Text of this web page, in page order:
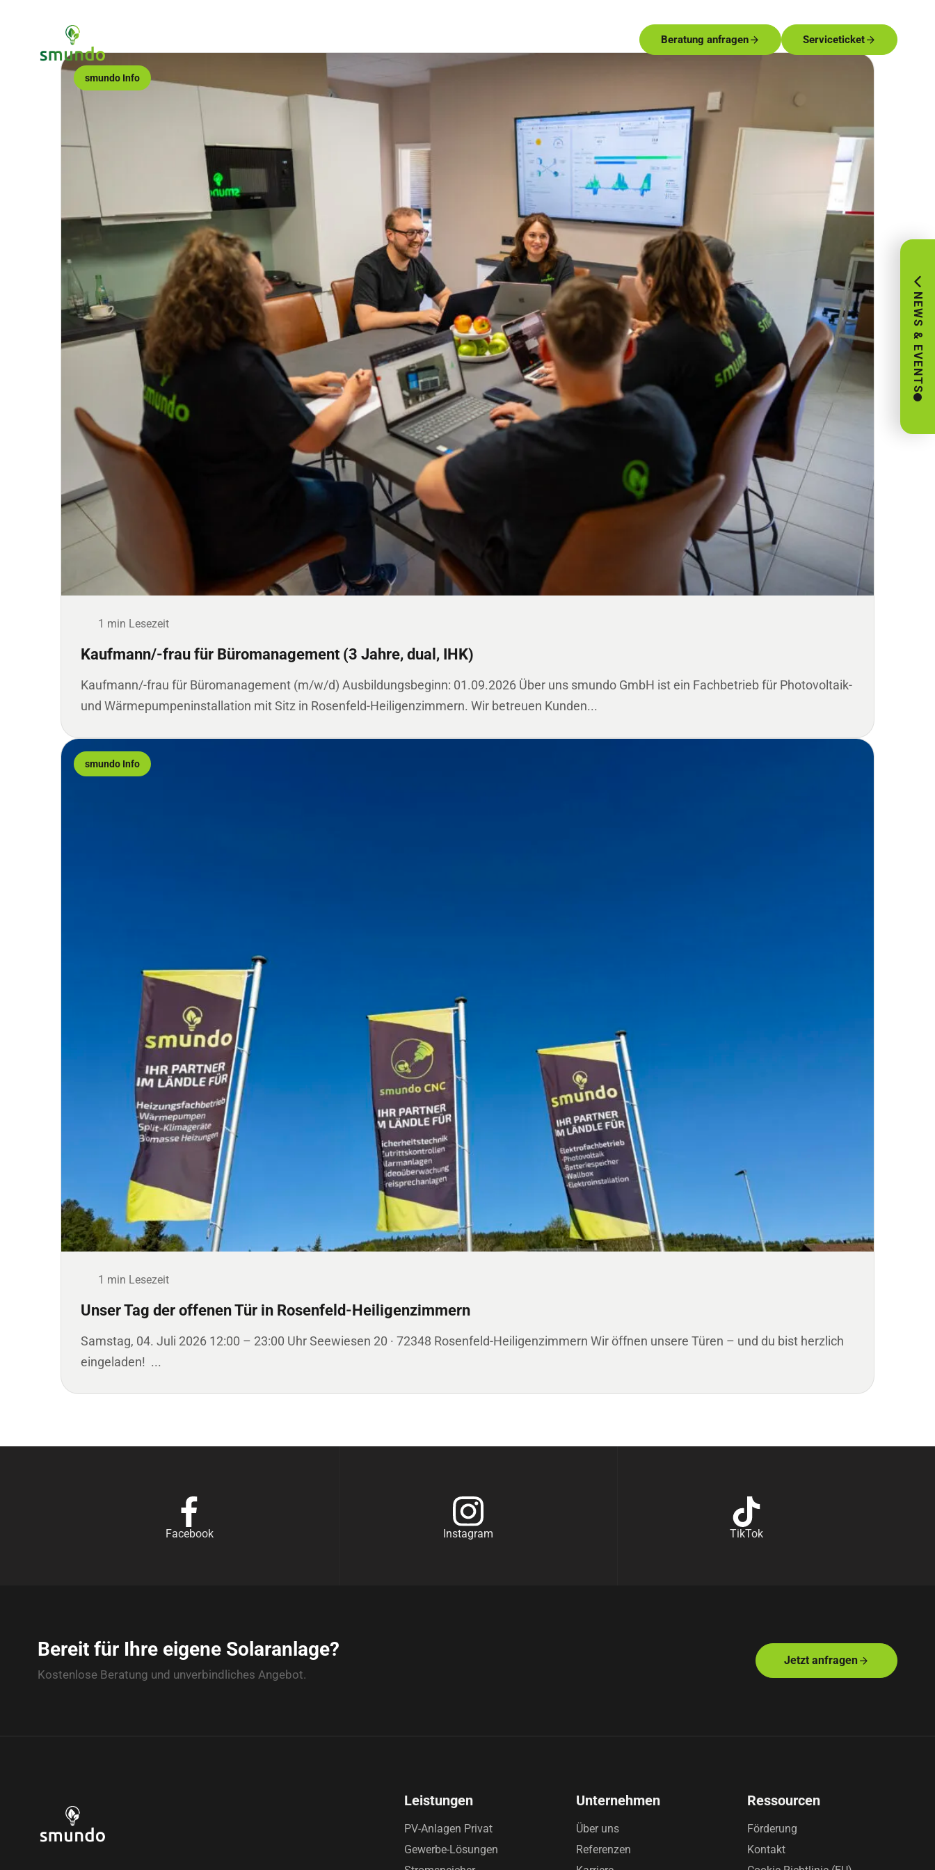
Beratung anfragen Serviceticket
NEWS & EVENTS
smundo Info
1 min Lesezeit
Kaufmann/-frau für Büromanagement (3 Jahre, dual, IHK)
Kaufmann/-frau für Büromanagement (m/w/d) Ausbildungsbeginn: 01.09.2026 Über uns smundo GmbH ist ein Fachbetrieb für Photovoltaik-
und Wärmepumpeninstallation mit Sitz in Rosenfeld-Heiligenzimmern. Wir betreuen Kunden...
smundo Info
1 min Lesezeit
Unser Tag der offenen Tür in Rosenfeld-Heiligenzimmern
Samstag, 04. Juli 2026 12:00 – 23:00 Uhr Seewiesen 20 · 72348 Rosenfeld-Heiligenzimmern Wir öffnen unsere Türen – und du bist herzlich
eingeladen! ...
Facebook Instagram TikTok
Bereit für Ihre eigene Solaranlage?
Kostenlose Beratung und unverbindliches Angebot.
Jetzt anfragen
Leistungen
PV-Anlagen Privat
Gewerbe-Lösungen
Unternehmen
Über uns
Referenzen
Ressourcen
Förderung
Kontakt